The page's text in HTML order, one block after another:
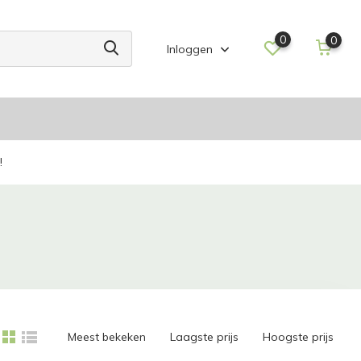
Inloggen
0 0
Meest bekeken Laagste prijs Hoogste prijs